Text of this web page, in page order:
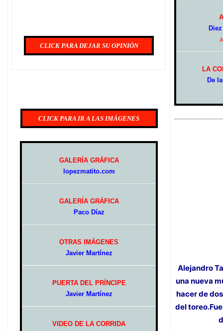
CLICK PARA DEJAR SU OPINIÓN
CLICK PARA IR A LAS IMÁGENES
GALERÍA GRÁFICA
lopezmatito.com
GALERÍA GRÁFICA
Paco Díaz
OTRAS IMÁGENES
Javier Martínez
PUERTA DEL PRÍNCIPE
Javier Martínez
VIDEO DE LA CORRIDA
LA
De
Alejandro
una nueva
hacer de
del